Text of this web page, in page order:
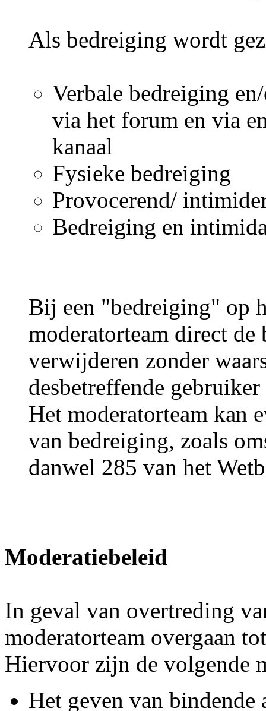
Als bedreiging wordt
Verbale bedreiging
via het forum en via
kanaal
Fysieke bedreiging
Provocerend/
Bedreiging en
Bij een "bedreiging" op
moderatorteam direct
verwijderen zonder
desbetreffende
Het moderatorteam kan
van bedreiging, zoals
danwel 285 van het
Moderatiebeleid
In geval van overtreding
moderatorteam overgaan
Hiervoor zijn de volgende
Het geven van